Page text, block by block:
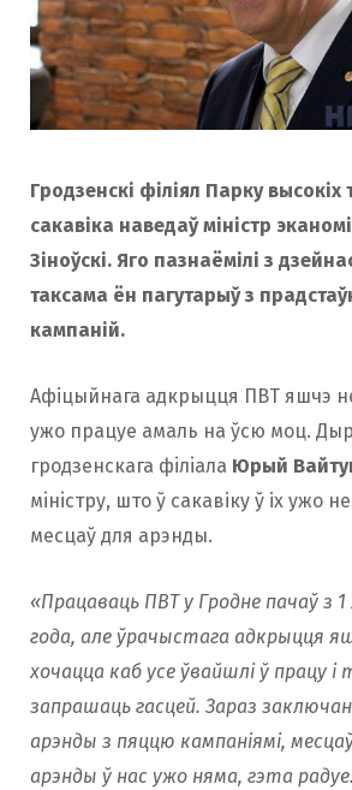
Гродзенскі філіял Парку высокіх
сакавіка наведаў міністр
Зіноўскі. Яго пазнаёмілі з
таксама ён пагутарыў з
кампаній.
Афіцыйнага адкрыцця ПВТ яшчэ
ужо працуе амаль на ўсю моц.
гродзенскага фiлiала Юрый
мiнiстру, што ў сакавіку ў іх ужо
месцаў для арэнды.
«Працаваць ПВТ у Гродне пачаў з 1
года, але ўрачыстага адкрыцця
хочацца каб усе ўвайшлі ў працу
запрашаць гасцей. Зараз
арэнды з пяццю кампаніямі,
арэнды ў нас ужо няма, гэта